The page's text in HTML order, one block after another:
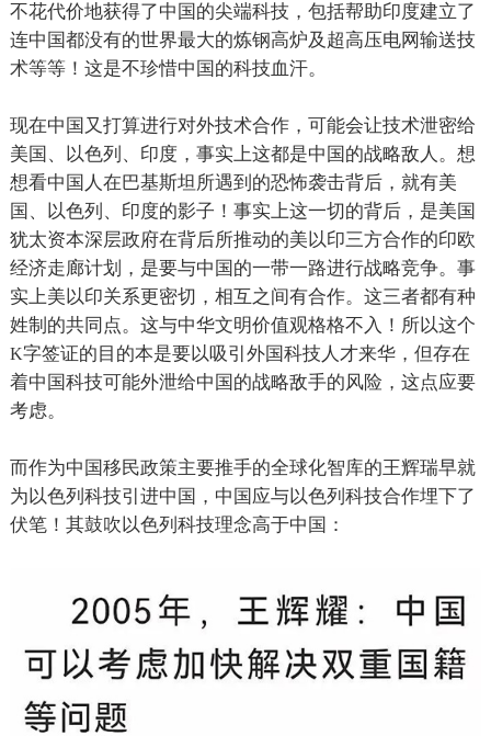
不花代价地获得了中国的尖端科技，包括帮助印度建立了
连中国都没有的世界最大的炼钢高炉及超高压电网输送技
术等等！这是不珍惜中国的科技血汗。
现在中国又打算进行对外技术合作，可能会让技术泄密给
美国、以色列、印度，事实上这都是中国的战略敌人。想
想看中国人在巴基斯坦所遇到的恐怖袭击背后，就有美
国、以色列、印度的影子！事实上这一切的背后，是美国
犹太资本深层政府在背后所推动的美以印三方合作的印欧
经济走廊计划，是要与中国的一带一路进行战略竞争。事
实上美以印关系更密切，相互之间有合作。这三者都有种
姓制的共同点。这与中华文明价值观格格不入！所以这个
K字签证的目的本是要以吸引外国科技人才来华，但存在
着中国科技可能外泄给中国的战略敌手的风险，这点应要
考虑。
而作为中国移民政策主要推手的全球化智库的王辉瑞早就
为以色列科技引进中国，中国应与以色列科技合作埋下了
伏笔！其鼓吹以色列科技理念高于中国：